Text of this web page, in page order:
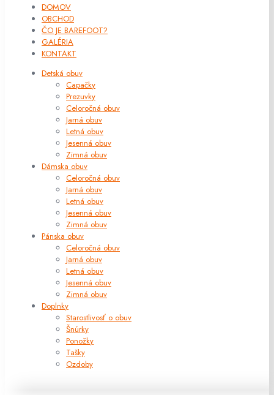
DOMOV
OBCHOD
ČO JE BAREFOOT?
GALÉRIA
KONTAKT
Detská obuv
Capačky
Prezuvky
Celoročná obuv
Jarná obuv
Letná obuv
Jesenná obuv
Zimná obuv
Dámska obuv
Celoročná obuv
Jarná obuv
Letná obuv
Jesenná obuv
Zimná obuv
Pánska obuv
Celoročná obuv
Jarná obuv
Letná obuv
Jesenná obuv
Zimná obuv
Doplnky
Starostlivosť o obuv
Šnúrky
Ponožky
Tašky
Ozdoby